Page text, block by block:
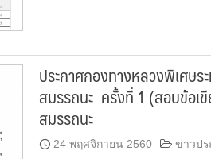
ประกาศกองทางหลวงพิเศษร
สมรรถนะ ครั้งที่ 1 (สอบข้อเ
สมรรถนะ
24 พฤศจิกายน 2560 ข่าวป